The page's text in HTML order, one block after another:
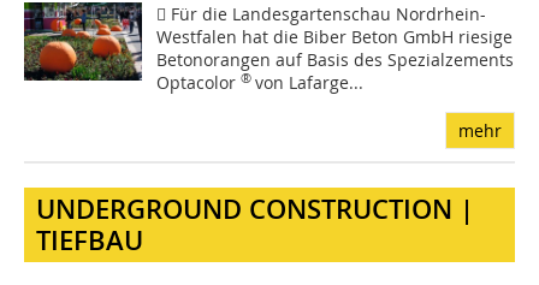
 Für die Landesgartenschau Nordrhein-
Westfalen hat die Biber Beton GmbH riesige
Betonorangen auf Basis des Spezialzements
Optacolor®von Lafarge...
mehr
UNDERGROUND CONSTRUCTION |
TIEFBAU